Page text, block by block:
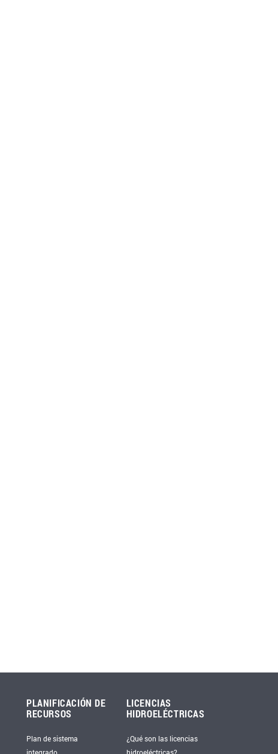
PLANIFICACIÓN DE
RECURSOS
Plan de sistema
LICENCIAS
HIDROELÉCTRICAS
¿Qué son las licencias